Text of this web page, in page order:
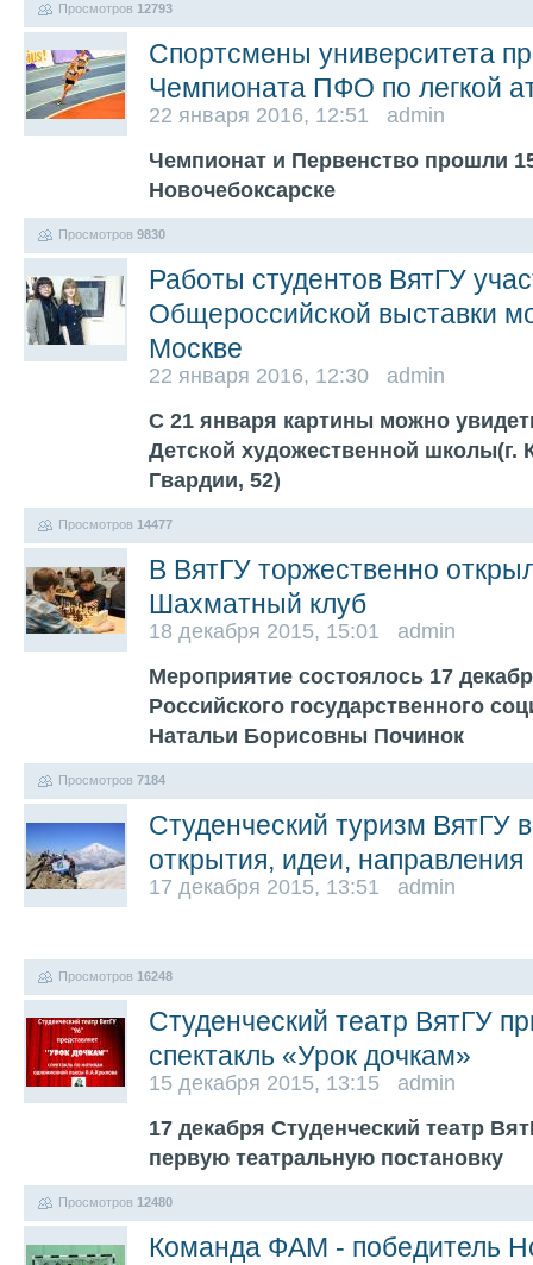
Просмотров 12793
Спортсмены университета
Чемпионата ПФО по легкой
22 января 2016, 12:51 admin
Чемпионат и Первенство прошли
Новочебоксарске
Просмотров 9830
Работы студентов ВятГУ
Общероссийской выставки
Москве
22 января 2016, 12:30 admin
С 21 января картины можно
Детской художественной школы(г.
Гвардии, 52)
Просмотров 14477
В ВятГУ торжественно
Шахматный клуб
18 декабря 2015, 15:01 admin
Мероприятие состоялось 17
Российского государственного
Натальи Борисовны Починок
Просмотров 7184
Студенческий туризм ВятГУ
открытия, идеи, направления
17 декабря 2015, 13:51 admin
Просмотров 16248
Студенческий театр ВятГУ
спектакль «Урок дочкам»
15 декабря 2015, 13:15 admin
17 декабря Студенческий театр
первую театральную постановку
Просмотров 12480
Команда ФАМ - победитель